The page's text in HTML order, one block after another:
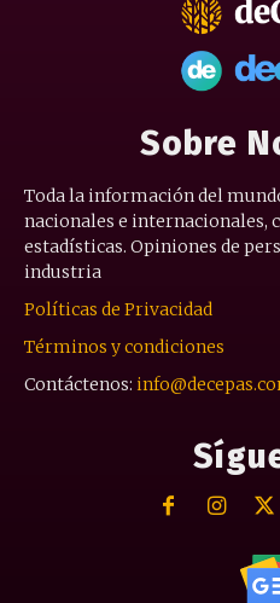
Sobre
Toda la información del
nacionales e internacionales,
estadísticas. Opiniones de
industria
Políticas de Privacidad
Términos y condiciones
Contáctenos: